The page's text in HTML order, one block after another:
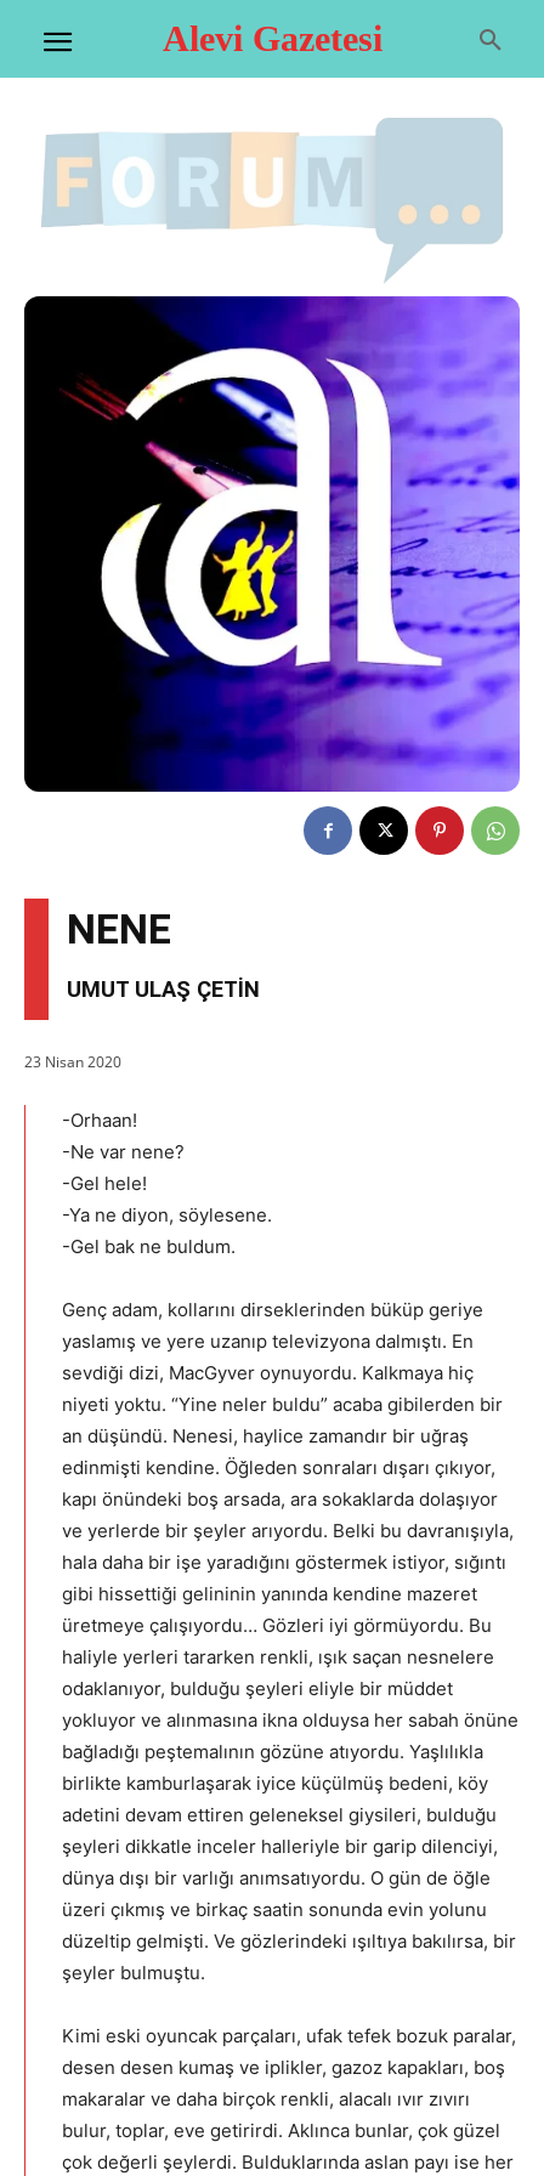
Alevi Gazetesi
NENE
UMUT ULAŞ ÇETİN
23 Nisan 2020
-Orhaan!
-Ne var nene?
-Gel hele!
-Ya ne diyon, söylesene.
-Gel bak ne buldum.
Genç adam, kollarını dirseklerinden büküp geriye
yaslamış ve yere uzanıp televizyona dalmıştı. En
sevdiği dizi, MacGyver oynuyordu. Kalkmaya hiç
niyeti yoktu. “Yine neler buldu” acaba gibilerden bir
an düşündü. Nenesi, haylice zamandır bir uğraş
edinmişti kendine. Öğleden sonraları dışarı çıkıyor,
kapı önündeki boş arsada, ara sokaklarda dolaşıyor
ve yerlerde bir şeyler arıyordu. Belki bu davranışıyla,
hala daha bir işe yaradığını göstermek istiyor, sığıntı
gibi hissettiği gelininin yanında kendine mazeret
üretmeye çalışıyordu… Gözleri iyi görmüyordu. Bu
haliyle yerleri tararken renkli, ışık saçan nesnelere
odaklanıyor, bulduğu şeyleri eliyle bir müddet
yokluyor ve alınmasına ikna olduysa her sabah önüne
bağladığı peştemalının gözüne atıyordu. Yaşlılıkla
birlikte kamburlaşarak iyice küçülmüş bedeni, köy
adetini devam ettiren geleneksel giysileri, bulduğu
şeyleri dikkatle inceler halleriyle bir garip dilenciyi,
dünya dışı bir varlığı anımsatıyordu. O gün de öğle
üzeri çıkmış ve birkaç saatin sonunda evin yolunu
düzeltip gelmişti. Ve gözlerindeki ışıltıya bakılırsa, bir
şeyler bulmuştu.
Kimi eski oyuncak parçaları, ufak tefek bozuk paralar,
desen desen kumaş ve iplikler, gazoz kapakları, boş
makaralar ve daha birçok renkli, alacalı ıvır zıvırı
bulur, toplar, eve getirirdi. Aklınca bunlar, çok güzel
çok değerli şeylerdi. Bulduklarında aslan payı ise her